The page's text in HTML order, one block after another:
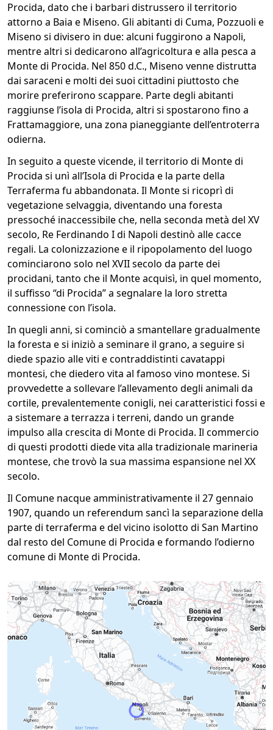
Procida, dato che i barbari distrussero il territorio
attorno a Baia e Miseno. Gli abitanti di Cuma, Pozzuoli e
Miseno si divisero in due: alcuni fuggirono a Napoli,
mentre altri si dedicarono all’agricoltura e alla pesca a
Monte di Procida. Nel 850 d.C., Miseno venne distrutta
dai saraceni e molti dei suoi cittadini piuttosto che
morire preferirono scappare. Parte degli abitanti
raggiunse l’isola di Procida, altri si spostarono fino a
Frattamaggiore, una zona pianeggiante dell’entroterra
odierna.
In seguito a queste vicende, il territorio di Monte di
Procida si unì all’Isola di Procida e la parte della
Terraferma fu abbandonata. Il Monte si ricoprì di
vegetazione selvaggia, diventando una foresta
pressoché inaccessibile che, nella seconda metà del XV
secolo, Re Ferdinando I di Napoli destinò alle cacce
regali. La colonizzazione e il ripopolamento del luogo
cominciarono solo nel XVII secolo da parte dei
procidani, tanto che il Monte acquisì, in quel momento,
il suffisso “di Procida” a segnalare la loro stretta
connessione con l’isola.
In quegli anni, si cominciò a smantellare gradualmente
la foresta e si iniziò a seminare il grano, a seguire si
diede spazio alle viti e contraddistinti cavatappi
montesi, che diedero vita al famoso vino montese. Si
provvedette a sollevare l’allevamento degli animali da
cortile, prevalentemente conigli, nei caratteristici fossi e
a sistemare a terrazza i terreni, dando un grande
impulso alla crescita di Monte di Procida. Il commercio
di questi prodotti diede vita alla tradizionale marineria
montese, che trovò la sua massima espansione nel XX
secolo.
Il Comune nacque amministrativamente il 27 gennaio
1907, quando un referendum sancì la separazione della
parte di terraferma e del vicino isolotto di San Martino
dal resto del Comune di Procida e formando l’odierno
comune di Monte di Procida.